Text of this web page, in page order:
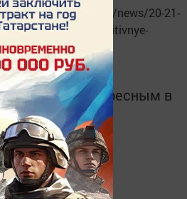
tatar-inform. ru/news/20-21-
v-lider-forum-additivnye-
5925438
важным и интересным в
в
MАХ: